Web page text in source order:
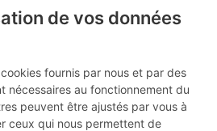
Törben : Une
tribu
de vos données
fournis par nous et par des
nécessaires au fonctionnement du
peuvent être ajustés par vous à
ceux qui nous permettent de